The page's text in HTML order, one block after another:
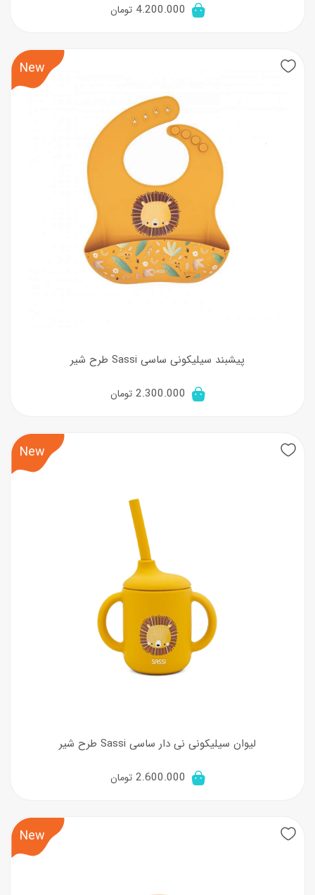
4.200.000 تومان
New
پیشبند سیلیکونی ساسی Sassi طرح شیر
2.300.000 تومان
New
لیوان سیلیکونی نی دار ساسی Sassi طرح شیر
2.600.000 تومان
New